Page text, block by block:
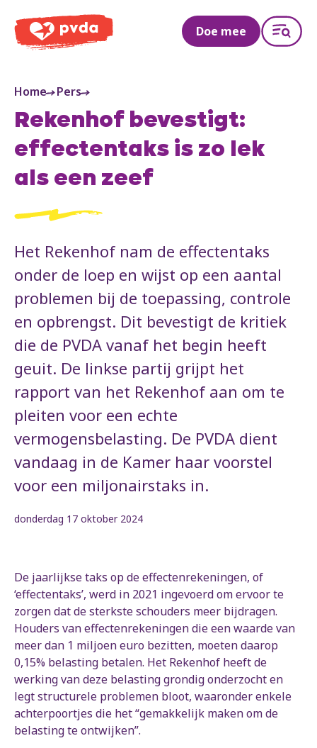
PVDA
Doe mee
Home Pers
Rekenhof bevestigt:
effectentaks is zo lek
als een zeef
Het Rekenhof nam de effectentaks
onder de loep en wijst op een aantal
problemen bij de toepassing, controle
en opbrengst. Dit bevestigt de kritiek
die de PVDA vanaf het begin heeft
geuit. De linkse partij grijpt het
rapport van het Rekenhof aan om te
pleiten voor een echte
vermogensbelasting. De PVDA dient
vandaag in de Kamer haar voorstel
voor een miljonairstaks in.
donderdag 17 oktober 2024
De jaarlijkse taks op de effectenrekeningen, of
‘effectentaks’, werd in 2021 ingevoerd om ervoor te
zorgen dat de sterkste schouders meer bijdragen.
Houders van effectenrekeningen die een waarde van
meer dan 1 miljoen euro bezitten, moeten daarop
0,15% belasting betalen. Het Rekenhof heeft de
werking van deze belasting grondig onderzocht en
legt structurele problemen bloot, waaronder enkele
achterpoortjes die het “gemakkelijk maken om de
belasting te ontwijken”.